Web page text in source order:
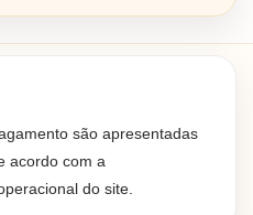
são apresentadas
acordo com a
do site.